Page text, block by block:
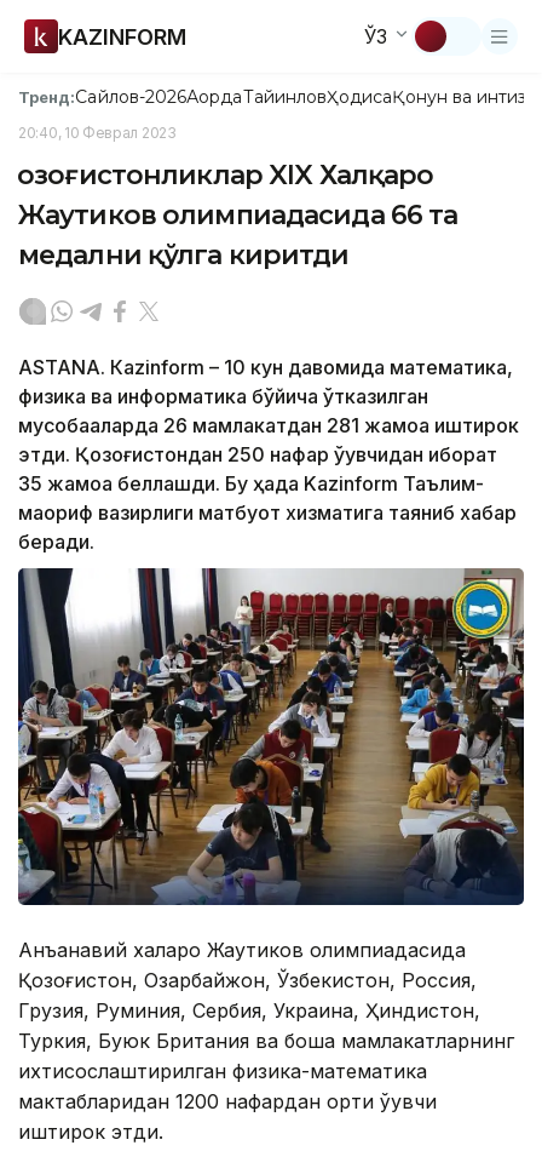
KAZINFORM ЎЗ
Тренд:Сайлов-2026АқордаТайинловҲодисаҚонун ва
20:40, 10 Феврал 2023
Қозоғистонликлар XIX Халқаро
Жаутиков олимпиадасида 66 та
медални қўлга киритди
ASTANА. Кazinform – 10 кун давомида математика,
физика ва информатика бўйича ўтказилган
мусобақаларда 26 мамлакатдан 281 жамоа иштирок
этди. Қозоғистондан 250 нафар ўқувчидан иборат
35 жамоа беллашди. Бу ҳақда Kazinform Таълим-
маориф вазирлиги матбуот хизматига таяниб хабар
беради.
Анъанавий халқаро Жаутиков олимпиадасида
Қозоғистон, Озарбайжон, Ўзбекистон, Россия,
Грузия, Руминия, Сербия, Украина, Ҳиндистон,
Туркия, Буюк Британия ва бошқа мамлакатларнинг
ихтисослаштирилган физика-математика
мактабларидан 1200 нафардан ортиқ ўқувчи
иштирок этди.